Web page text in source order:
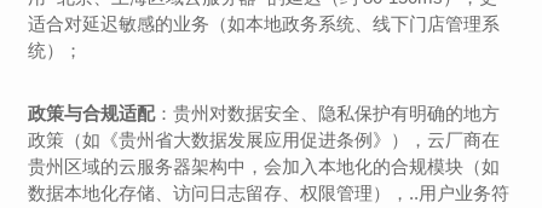
适合对延迟敏感的业务（如本地政务系统、线下门店管理系
统）；
政策与合规适配：贵州对数据安全、隐私保护有明确的地方
政策（如《贵州省大数据发展应用促进条例》），云厂商在
贵州区域的云服务器架构中，会加入本地化的合规模块（如
数据本地化存储、访问日志留存、权限管理），..用户业务符